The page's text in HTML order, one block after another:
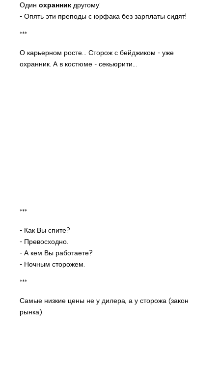
Один охранникдругому:
- Опять эти преподы с юрфака без зарплаты сидят!
***
О карьерном росте... Сторож с бейджиком - уже
охранник. А в костюме - секьюрити...
***
- Как Вы спите?
- Превосходно.
- А кем Вы работаете?
- Ночным сторожем.
***
Самые низкие цены не у дилера, а у сторожа (закон
рынка).